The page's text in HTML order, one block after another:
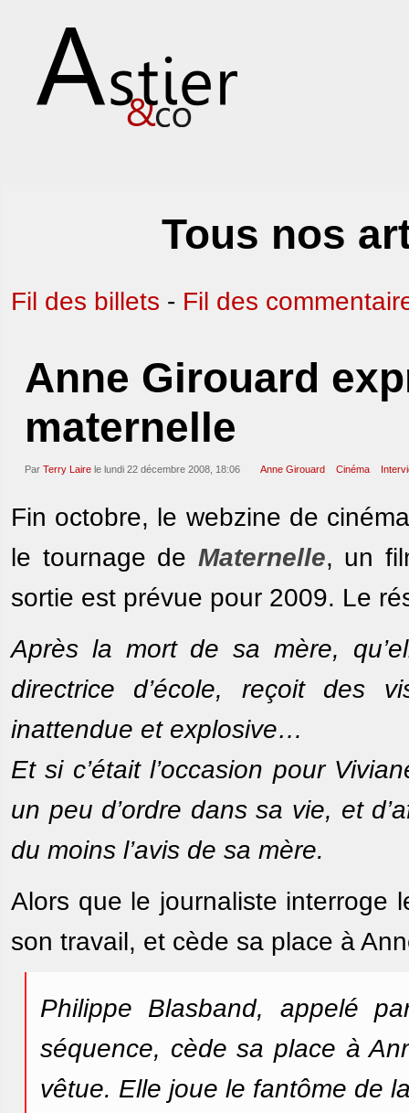
Tous nos
Fil des billets - Fil des
Anne Girouard
maternelle
Par Terry Laire le lundi 22 décembre 2008, 18:06 Anne Girouard Cinéma
Fin octobre, le webzine de
le tournage de Maternelle, un
sortie est prévue pour 2009. Le
Après la mort de sa mère,
directrice d’école, reçoit des
inattendue et explosive…
Et si c’était l’occasion pour
un peu d’ordre dans sa vie, et
du moins l’avis de sa mère.
Alors que le journaliste interroge
son travail, et cède sa place à
Philippe Blasband, appelé
séquence, cède sa place à
vêtue. Elle joue le fantôme de